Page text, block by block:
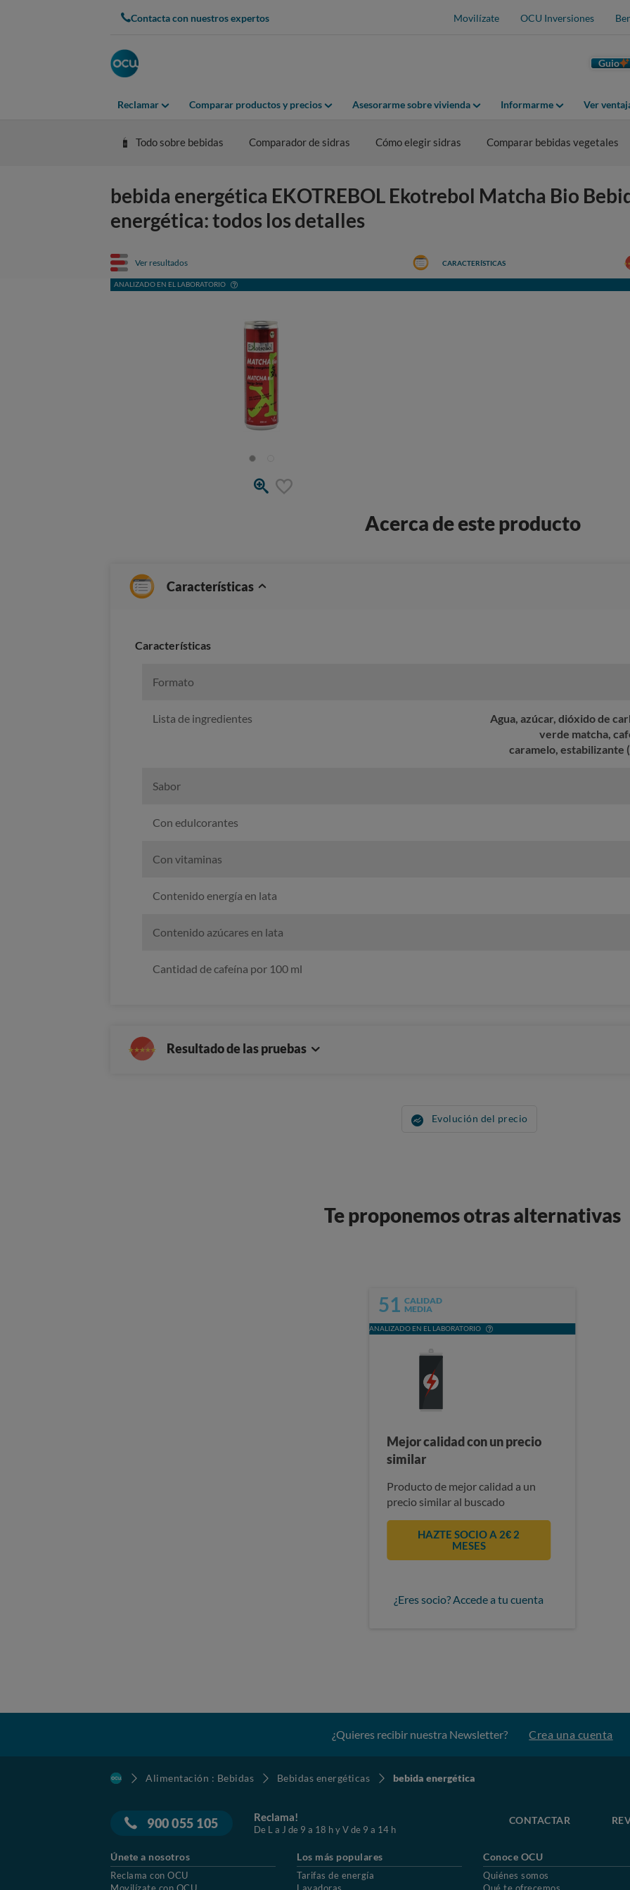
Contacta con nuestros expertos Movilízate OCU Inversiones
Guio
Reclamar Comparar productos y precios Asesorarme sobre vivienda Informarme Ver
Todo sobre bebidas Comparador de sidras Cómo elegir sidras Comparar bebidas vegetales
bebida energética EKOTREBOL Ekotrebol Matcha Bio
energética: todos los detalles
Ver resultados
ANALIZADO EN EL LABORATORIO
CARACTERÍSTICAS
Acerca de este producto
Características
Caracterí­sticas
Formato
Lista de ingredientes
Agua, azúcar, dióxido de
verde matcha,
caramelo, estabilizante
Sabor
Con edulcorantes
Con vitaminas
Contenido energía en lata
Contenido azúcares en lata
Cantidad de cafeína por 100 ml
Resultado de las pruebas
Evolución del precio
Te proponemos otras alternativas
51 CALIDAD
MEDIA
ANALIZADO EN EL LABORATORIO
Mejor calidad con un precio
similar
Producto de mejor calidad a un
precio similar al buscado
HAZTE SOCIO A 2€ 2
MESES
¿Eres socio? Accede a tu cuenta
¿Quieres recibir nuestra Newsletter? Crea una cuenta
Alimentación : Bebidas Bebidas energéticas bebida energética
900 055 105 Reclama!
De L a J de 9 a 18 h y V de 9 a 14 h
CONTACTAR
Únete a nosotros
Reclama con OCU
Los más populares
Tarifas de energía
Conoce OCU
Quiénes somos